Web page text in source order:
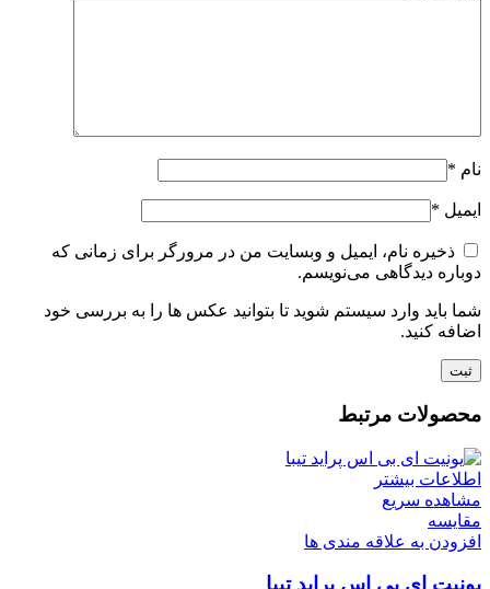
نام *
ایمیل *
ذخیره نام، ایمیل و وبسایت من در مرورگر برای زمانی که
دوباره دیدگاهی می‌نویسم.
شما باید وارد سیستم شوید تا بتوانید عکس ها را به بررسی خود
اضافه کنید.
محصولات مرتبط
اطلاعات بیشتر
مشاهده سریع
مقایسه
افزودن به علاقه مندی ها
یونیت ای بی اس پراید تیبا